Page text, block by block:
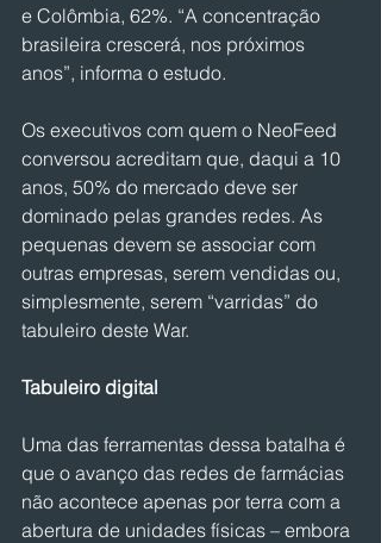
e Colômbia, 62%. “A concentração
brasileira crescerá, nos próximos
anos”, informa o estudo.
Os executivos com quem o NeoFeed
conversou acreditam que, daqui a 10
anos, 50% do mercado deve ser
dominado pelas grandes redes. As
pequenas devem se associar com
outras empresas, serem vendidas ou,
simplesmente, serem “varridas” do
tabuleiro deste War.
Tabuleiro digital
Uma das ferramentas dessa batalha é
que o avanço das redes de farmácias
não acontece apenas por terra com a
abertura de unidades físicas – embora